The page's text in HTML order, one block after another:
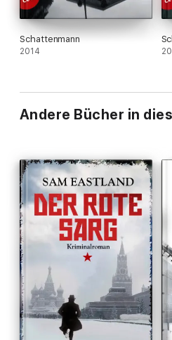
Schattenmann
2014
Andere Bücher in